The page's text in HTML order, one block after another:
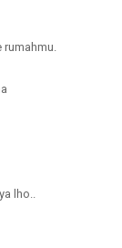
rumahmu.
lho..